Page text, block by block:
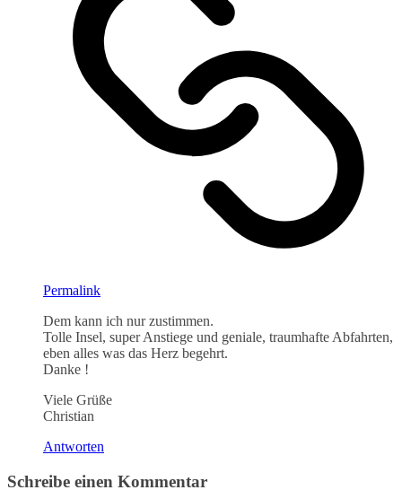
Permalink
Dem kann ich nur zustimmen.
Tolle Insel, super Anstiege und geniale, traumhafte Abfahrten,
eben alles was das Herz begehrt.
Danke !
Viele Grüße
Christian
Antworten
Schreibe einen Kommentar